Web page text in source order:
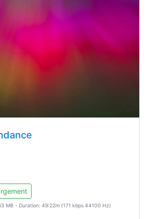
MB - Duration: 49:22m (171 kbps 44100 Hz)